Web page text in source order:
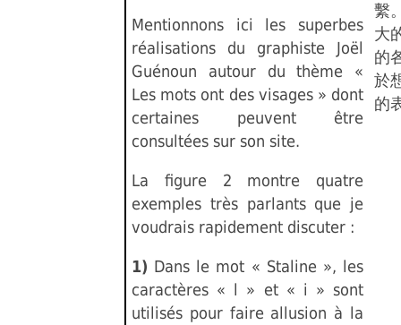
Mentionnons ici les superbes
réalisations du graphiste Joël
Guénoun autour du thème «
Les mots ont des visages » dont
certaines peuvent être
consultées sur son site.
La figure 2 montre quatre
exemples très parlants que je
voudrais rapidement discuter :
1) Dans le mot « Staline », les
caractères « l » et « i » sont
utilisés pour faire allusion à la
繫
大
的
於
的